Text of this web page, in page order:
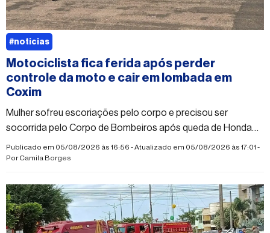
Motociclista fica ferida após perder
controle da moto e cair em lombada em
Coxim
Mulher sofreu escoriações pelo corpo e precisou ser
socorrida pelo Corpo de Bombeiros após queda de Honda
Biz; vítima teria desmaiado após o acidente
Publicado em 05/08/2026 às 16:56 - Atualizado em 05/08/2026 às 17:01 -
PorCamila Borges
#noticias